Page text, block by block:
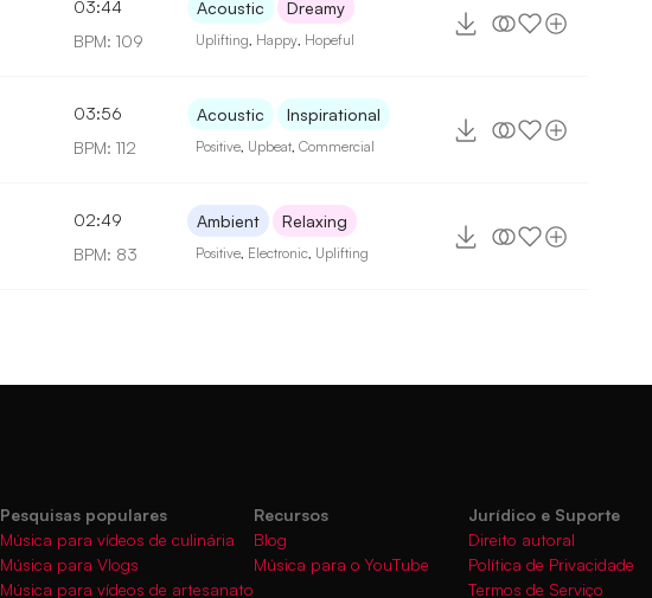
03:44
BPM: 109
Acoustic Dreamy
Uplifting Happy Hopeful
03:56
BPM: 112
Acoustic Inspirational
Positive Upbeat ,Commercial
02:49
BPM: 83
Ambient Relaxing
Positive Electronic Uplifting
Pesquisas populares
Música para vídeos de culinária
Música para Vlogs
Música para vídeos de artesanato
Recursos
Blog
Música para o YouTube
Jurídico e Suporte
Direito autoral
Política de Privacidade
Termos de Serviço